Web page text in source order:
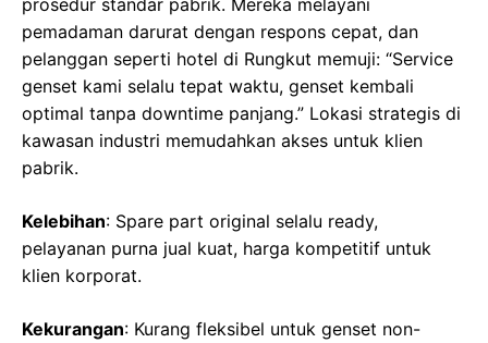
pemadaman darurat dengan respons cepat, dan
pelanggan seperti hotel di Rungkut memuji: “Service
genset kami selalu tepat waktu, genset kembali
optimal tanpa downtime panjang.” Lokasi strategis di
kawasan industri memudahkan akses untuk klien
pabrik.
Kelebihan: Spare part original selalu ready,
pelayanan purna jual kuat, harga kompetitif untuk
klien korporat.
Kekurangan: Kurang fleksibel untuk genset non-